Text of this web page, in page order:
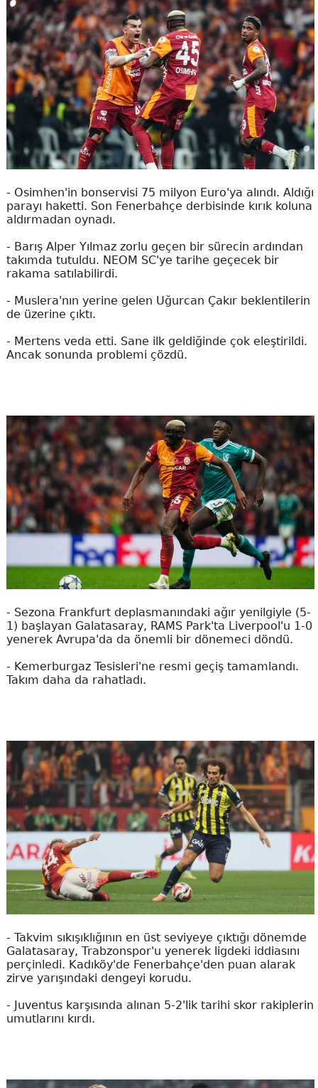
- Osimhen'in bonservisi 75 milyon Euro'ya alındı. Aldığı
parayı haketti. Son Fenerbahçe derbisinde kırık koluna
aldırmadan oynadı.
- Barış Alper Yılmaz zorlu geçen bir sürecin ardından
takımda tutuldu. NEOM SC'ye tarihe geçecek bir
rakama satılabilirdi.
- Muslera'nın yerine gelen Uğurcan Çakır beklentilerin
de üzerine çıktı.
- Mertens veda etti. Sane ilk geldiğinde çok eleştirildi.
Ancak sonunda problemi çözdü.
- Sezona Frankfurt deplasmanındaki ağır yenilgiyle (5-
1) başlayan Galatasaray, RAMS Park'ta Liverpool'u 1-0
yenerek Avrupa'da da önemli bir dönemeci döndü.
- Kemerburgaz Tesisleri'ne resmi geçiş tamamlandı.
Takım daha da rahatladı.
- Takvim sıkışıklığının en üst seviyeye çıktığı dönemde
Galatasaray, Trabzonspor'u yenerek ligdeki iddiasını
perçinledi. Kadıköy'de Fenerbahçe'den puan alarak
zirve yarışındaki dengeyi korudu.
- Juventus karşısında alınan 5-2'lik tarihi skor rakiplerin
umutlarını kırdı.